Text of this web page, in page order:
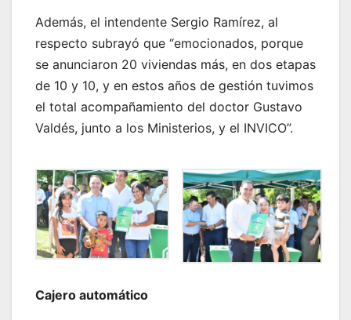
Además, el intendente Sergio Ramírez, al
respecto subrayó que “emocionados, porque
se anunciaron 20 viviendas más, en dos etapas
de 10 y 10, y en estos años de gestión tuvimos
el total acompañamiento del doctor Gustavo
Valdés, junto a los Ministerios, y el INVICO”.
Cajero automático